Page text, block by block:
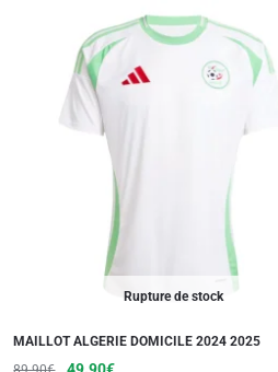
Rupture de stock
MAILLOT ALGERIE DOMICILE 2024 2025
Le
Le
Ce